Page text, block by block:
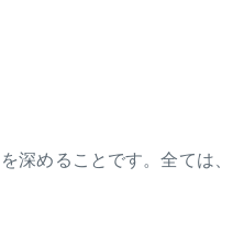
深めることです。全ては、